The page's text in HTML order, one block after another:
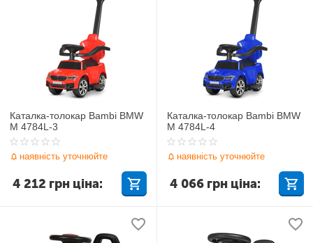
Каталка-толокар Bambi BMW
M 4784L-3
наявність уточнюйте
4 212 грн ціна:
Каталка-толокар Bambi BMW
M 4784L-4
наявність уточнюйте
4 066 грн ціна: